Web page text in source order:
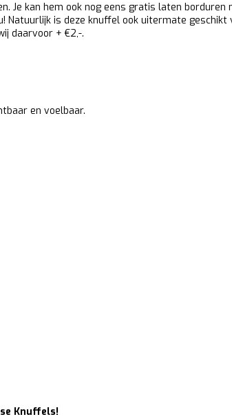
kan hem ook nog eens gratis laten
is deze knuffel ook uitermate
daarvoor + €2,-.
en voelbaar.
Knuffels!